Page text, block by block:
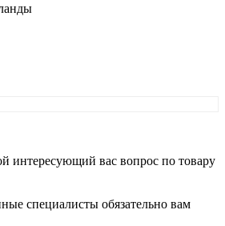
интересующий вас вопрос по товару
специалисты обязательно вам